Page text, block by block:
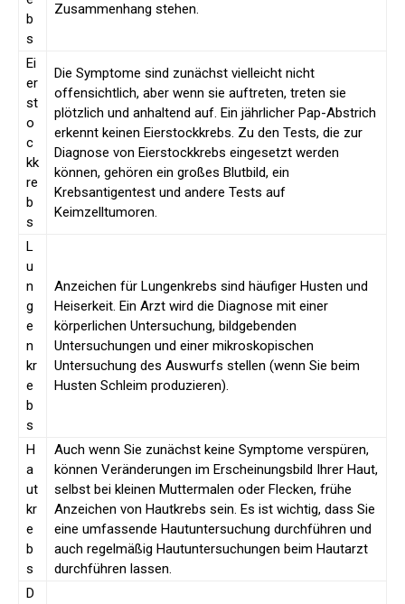
b
s
Zusammenhang stehen.
Ei
er
st
o
c
kk
re
b
s
Die Symptome sind zunächst vielleicht nicht
offensichtlich, aber wenn sie auftreten, treten sie
plötzlich und anhaltend auf. Ein jährlicher Pap-Abstrich
erkennt keinen Eierstockkrebs. Zu den Tests, die zur
Diagnose von Eierstockkrebs eingesetzt werden
können, gehören ein großes Blutbild, ein
Krebsantigentest und andere Tests auf
Keimzelltumoren.
L
u
n
g
e
n
kr
e
b
s
Anzeichen für Lungenkrebs sind häufiger Husten und
Heiserkeit. Ein Arzt wird die Diagnose mit einer
körperlichen Untersuchung, bildgebenden
Untersuchungen und einer mikroskopischen
Untersuchung des Auswurfs stellen (wenn Sie beim
Husten Schleim produzieren).
H
a
ut
kr
e
b
s
Auch wenn Sie zunächst keine Symptome verspüren,
können Veränderungen im Erscheinungsbild Ihrer Haut,
selbst bei kleinen Muttermalen oder Flecken, frühe
Anzeichen von Hautkrebs sein. Es ist wichtig, dass Sie
eine umfassende Hautuntersuchung durchführen und
auch regelmäßig Hautuntersuchungen beim Hautarzt
durchführen lassen.
D